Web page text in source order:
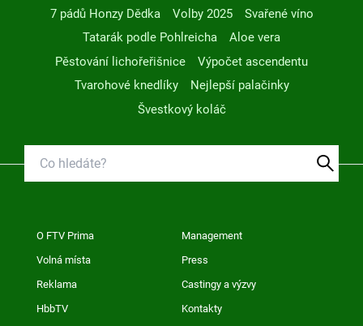
7 pádů Honzy Dědka
Volby 2025
Svařené víno
Tatarák podle Pohlreicha
Aloe vera
Pěstování lichořeřišnice
Výpočet ascendentu
Tvarohové knedlíky
Nejlepší palačinky
Švestkový koláč
O FTV Prima Management
Volná místa Press
Reklama Castingy a výzvy
HbbTV Kontakty